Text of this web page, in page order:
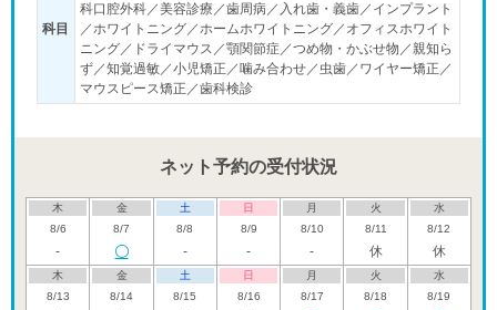
科目
科口腔外科／美容診療／歯周病／入れ歯・義歯／インプラント
／ホワイトニング／ホームホワイトニング／オフィスホワイト
ニング／ドライマウス／顎関節症／つめ物・かぶせ物／親知ら
ず／知覚過敏／小児矯正／噛み合わせ／虫歯／ワイヤー矯正／
マウスピース矯正／歯科検診
ネット予約の受付状況
木
8/6
-
金
8/7
土
8/8
-
日
8/9
-
月
8/10
-
火
8/11
休
水
8/12
休
木
8/13
金
8/14
土
8/15
日
8/16
月
8/17
火
8/18
水
8/19